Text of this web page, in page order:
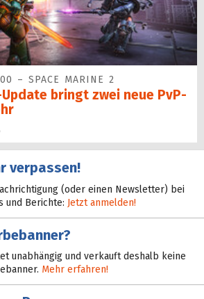
– SPACE MARINE 2
bringt zwei neue PvP-
verpassen!
(oder einen Newsletter) bei
und Berichte: Jetzt anmelden!
unabhängig und verkauft deshalb keine
Mehr erfahren!